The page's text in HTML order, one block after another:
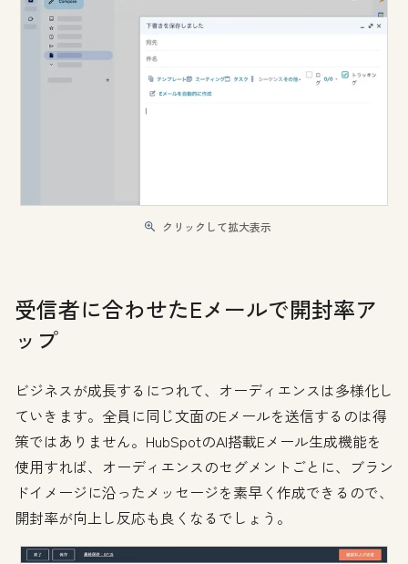
クリックして拡大表示
受信者に合わせたEメールで開封率ア
ップ
ビジネスが成長するにつれて、オーディエンスは多様化し
ていきます。全員に同じ文面のEメールを送信するのは得
策ではありません。HubSpotのAI搭載Eメール生成機能を
使用すれば、オーディエンスのセグメントごとに、ブラン
ドイメージに沿ったメッセージを素早く作成できるので、
開封率が向上し反応も良くなるでしょう。